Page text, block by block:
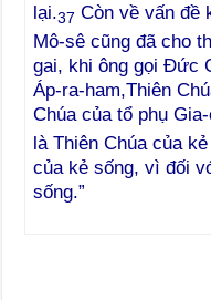
lại.37 Còn về vấn đề
Mô-sê cũng đã cho
gai, khi ông gọi Đức
Áp-ra-ham,Thiên
Chúa của tổ phụ
là Thiên Chúa của
của kẻ sống, vì đối
sống.”